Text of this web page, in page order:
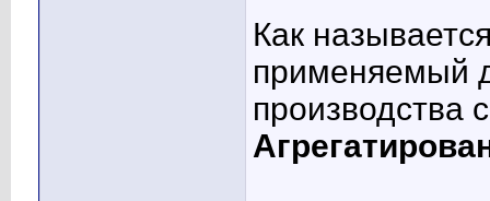
Как
применяемый
производства